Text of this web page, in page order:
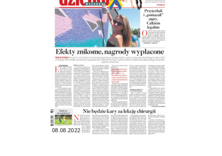
08.08.2022